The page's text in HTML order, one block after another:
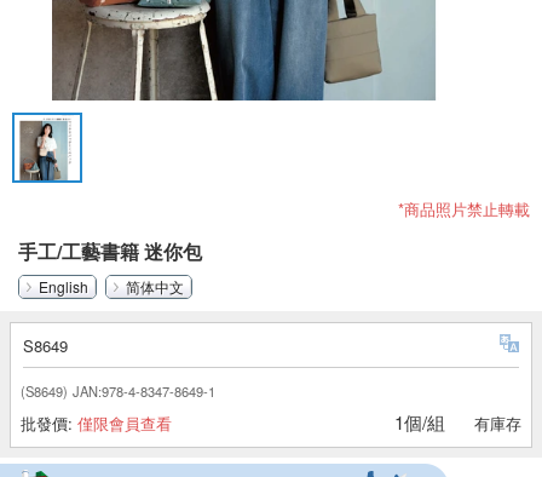
*商品照片禁止轉載
手工/工藝書籍 迷你包
English 简体中文
S8649
(S8649) JAN:978-4-8347-8649-1
批發價: 僅限會員查看 1個/組 有庫存